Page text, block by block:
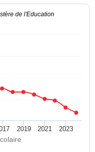
de l'Education
2019 2021 2023